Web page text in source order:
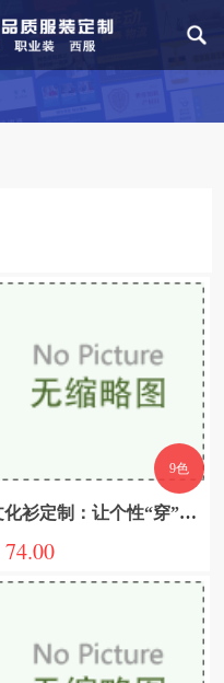
9色
文化衫定制：让个性“穿”在身上的时尚魔法
74.00